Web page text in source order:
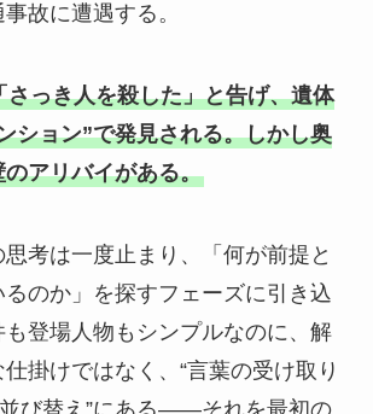
故に遭遇する。
さっき人を殺した」と告げ、遺体
ション”で発見される。しかし奥
アリバイがある。
考は一度止まり、「何が前提と
るのか」を探すフェーズに引き込
も登場人物もシンプルなのに、解
掛けではなく、“言葉の受け取り
並び替え”にある――それを最初の